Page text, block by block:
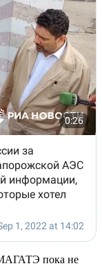
МАГАТЭ пока не